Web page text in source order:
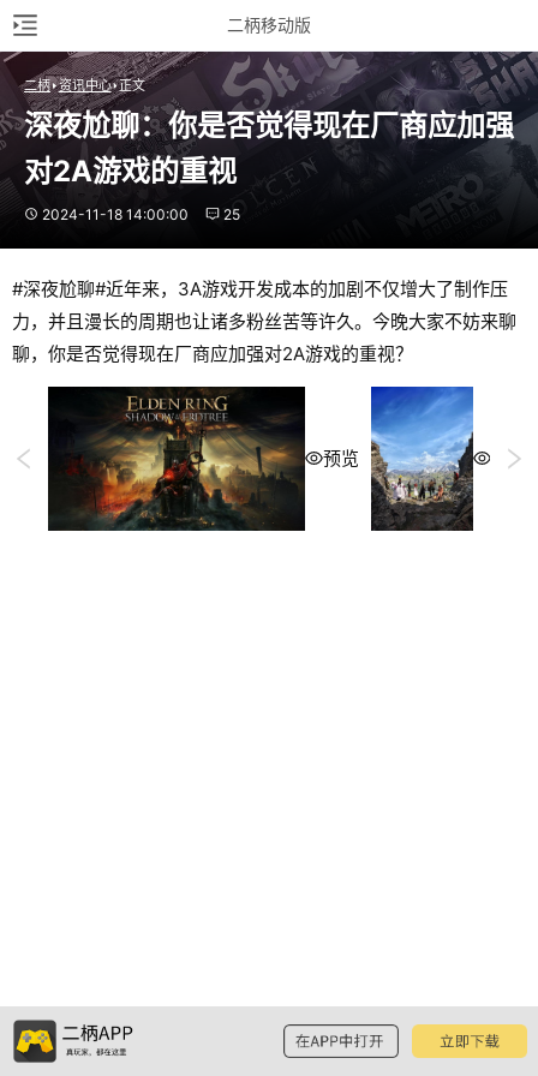
二柄移动版
二柄 资讯中心 正文
深夜尬聊：你是否觉得现在厂商应加强
对2A游戏的重视
2024-11-18 14:00:00 25
#深夜尬聊#近年来，3A游戏开发成本的加剧不仅增大了制作压
力，并且漫长的周期也让诸多粉丝苦等许久。今晚大家不妨来聊
聊，你是否觉得现在厂商应加强对2A游戏的重视？
预览 预览